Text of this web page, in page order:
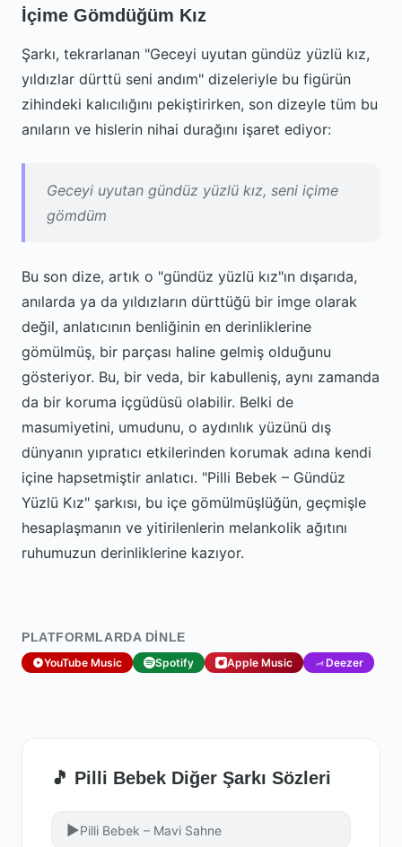
İçime Gömdüğüm Kız
Şarkı, tekrarlanan "Geceyi uyutan gündüz yüzlü kız,
yıldızlar dürttü seni andım" dizeleriyle bu figürün
zihindeki kalıcılığını pekiştirirken, son dizeyle tüm bu
anıların ve hislerin nihai durağını işaret ediyor:
Geceyi uyutan gündüz yüzlü kız, seni içime
gömdüm
Bu son dize, artık o "gündüz yüzlü kız"ın dışarıda,
anılarda ya da yıldızların dürttüğü bir imge olarak
değil, anlatıcının benliğinin en derinliklerine
gömülmüş, bir parçası haline gelmiş olduğunu
gösteriyor. Bu, bir veda, bir kabulleniş, aynı zamanda
da bir koruma içgüdüsü olabilir. Belki de
masumiyetini, umudunu, o aydınlık yüzünü dış
dünyanın yıpratıcı etkilerinden korumak adına kendi
içine hapsetmiştir anlatıcı. "Pilli Bebek – Gündüz
Yüzlü Kız" şarkısı, bu içe gömülmüşlüğün, geçmişle
hesaplaşmanın ve yitirilenlerin melankolik ağıtını
ruhumuzun derinliklerine kazıyor.
PLATFORMLARDA DINLE
YouTube Music Spotify Apple Music Deezer
🎵 Pilli Bebek Diğer Şarkı Sözleri
▶Pilli Bebek – Mavi Sahne